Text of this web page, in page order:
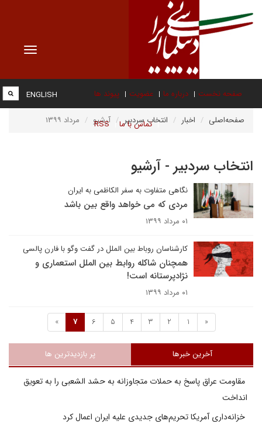
Toggle
صفحه نخست درباره ما عضویت پیوند ها
تماس با ما RSS
ENGLISH
صفحه‌اصلی اخبار انتخاب سردبیر آرشیو مرداد ۱۳۹۹
انتخاب سردبیر - آرشیو
نگاهی متفاوت به سفر الکاظمی به ایران
مردی که می خواهد واقع بین باشد
۰۱ مرداد ۱۳۹۹
کارشناسان روباط بین الملل در گفت وگو با فارن پالسی
همچنان شاکله روابط بین الملل استعماری و
نژادپرستانه است!
۰۱ مرداد ۱۳۹۹
«
1
2
3
4
5
6
7
»
آخرین خبرها پر بازدیدترین ها
مقاومت عراق پاسخ به حملات متجاوزانه به حشد الشعبی را به تعویق
انداخت
خزانه‌داری آمریکا تحریم‌های جدیدی علیه ایران اعمال کرد